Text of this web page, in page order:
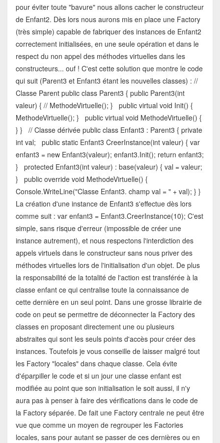
pour éviter toute "bavure" nous allons cacher le constructeur
de Enfant2. Dès lors nous aurons mis en place une Factory
(très simple) capable de fabriquer des instances de Enfant2
correctement initialisées, en une seule opération et dans le
respect du non appel des méthodes virtuelles dans les
constructeurs... ouf ! C'est cette solution que montre le code
qui suit (Parent3 et Enfant3 étant les nouvelles classes) : //
Classe Parent public class Parent3 { public Parent3(int
valeur) { // MethodeVirtuelle(); } public virtual void Init() {
MethodeVirtuelle(); } public virtual void MethodeVirtuelle() {
} } // Classe dérivée public class Enfant3 : Parent3 { private
int val; public static Enfant3 CreerInstance(int valeur) { var
enfant3 = new Enfant3(valeur); enfant3.Init(); return enfant3;
} protected Enfant3(int valeur) : base(valeur) { val = valeur;
} public override void MethodeVirtuelle() {
Console.WriteLine("Classe Enfant3. champ val = " + val); } }
La création d'une instance de Enfant3 s'effectue dès lors
comme suit : var enfant3 = Enfant3.CreerInstance(10); C'est
simple, sans risque d'erreur (impossible de créer une
instance autrement), et nous respectons l'interdiction des
appels virtuels dans le constructeur sans nous priver des
méthodes virtuelles lors de l'initialisation d'un objet. De plus
la responsabilité de la totalité de l'action est transférée à la
classe enfant ce qui centralise toute la connaissance de
cette dernière en un seul point. Dans une grosse librairie de
code on peut se permettre de déconnecter la Factory des
classes en proposant directement une ou plusieurs
abstraites qui sont les seuls points d'accès pour créer des
instances. Toutefois je vous conseille de laisser malgré tout
les Factory "locales" dans chaque classe. Cela évite
d'éparpiller le code et si un jour une classe enfant est
modifiée au point que son initialisation le soit aussi, il n'y
aura pas à penser à faire des vérifications dans le code de
la Factory séparée. De fait une Factory centrale ne peut être
vue que comme un moyen de regrouper les Factories
locales, sans pour autant se passer de ces dernières ou en